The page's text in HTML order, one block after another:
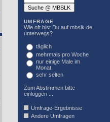
UMFRAGE
Wie oft bist Du auf mbslk.de
unterwegs?
täglich
mehrmals pro Woche
nur einige Male im
Monat
sehr selten
Zum Abstimmen bitte
einloggen ...
Umfrage-Ergebnisse
Andere Umfragen